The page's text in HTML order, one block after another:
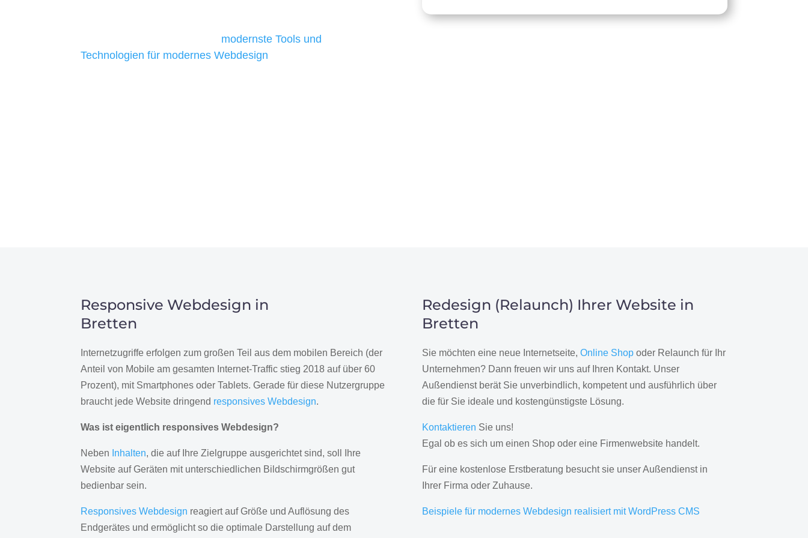
modernste Tools und
Technologien für modernes Webdesign
Responsive Webdesign in
Bretten
Internetzugriffe erfolgen zum großen Teil aus dem mobilen Bereich (der
Anteil von Mobile am gesamten Internet-Traffic stieg 2018 auf über 60
Prozent), mit Smartphones oder Tablets. Gerade für diese Nutzergruppe
braucht jede Website dringend responsives Webdesign.
Was ist eigentlich responsives Webdesign?
Neben Inhalten, die auf Ihre Zielgruppe ausgerichtet sind, soll Ihre
Website auf Geräten mit unterschiedlichen Bildschirmgrößen gut
bedienbar sein.
Responsives Webdesign reagiert auf Größe und Auflösung des
Endgerätes und ermöglicht so die optimale Darstellung auf dem
Redesign (Relaunch) Ihrer Website in
Bretten
Sie möchten eine neue Internetseite, Online Shopoder Relaunch für Ihr
Unternehmen? Dann freuen wir uns auf Ihren Kontakt. Unser
Außendienst berät Sie unverbindlich, kompetent und ausführlich über
die für Sie ideale und kostengünstigste Lösung.
Kontaktieren Sie uns!
Egal ob es sich um einen Shop oder eine Firmenwebsite handelt.
Für eine kostenlose Erstberatung besucht sie unser Außendienst in
Ihrer Firma oder Zuhause.
Beispiele für modernes Webdesign realisiert mit WordPress CMS